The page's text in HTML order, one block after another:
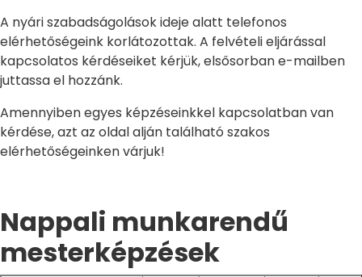
A nyári szabadságolások ideje alatt telefonos
elérhetőségeink korlátozottak. A felvételi eljárással
kapcsolatos kérdéseiket kérjük, elsősorban e-mailben
juttassa el hozzánk.
Amennyiben egyes képzéseinkkel kapcsolatban van
kérdése, azt az oldal alján található szakos
elérhetőségeinken várjuk!
Nappali munkarendű
mesterképzések